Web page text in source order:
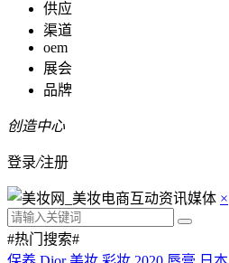
供应
渠道
oem
展会
品牌
创造中心
登录/注册
×
#热门搜索#